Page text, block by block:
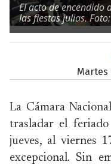
El acto de encendido
las fiestas julias.
La Cámara
trasladar el
jueves, al viernes
excepcional. Sin